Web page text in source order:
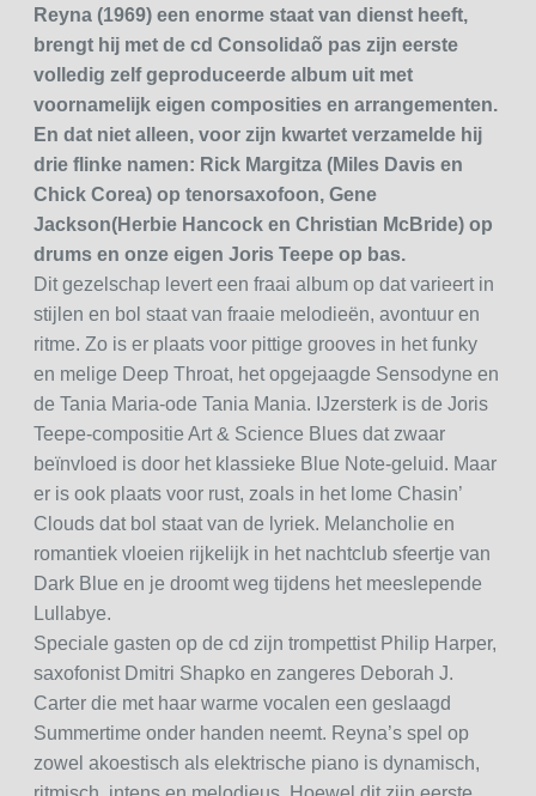
Reyna (1969) een enorme staat van dienst heeft,
brengt hij met de cd Consolidaõ pas zijn eerste
volledig zelf geproduceerde album uit met
voornamelijk eigen composities en arrangementen.
En dat niet alleen, voor zijn kwartet verzamelde hij
drie flinke namen: Rick Margitza (Miles Davis en
Chick Corea) op tenorsaxofoon, Gene
Jackson(Herbie Hancock en Christian McBride) op
drums en onze eigen Joris Teepe op bas.
Dit gezelschap levert een fraai album op dat varieert in
stijlen en bol staat van fraaie melodieën, avontuur en
ritme. Zo is er plaats voor pittige grooves in het funky
en melige Deep Throat, het opgejaagde Sensodyne en
de Tania Maria-ode Tania Mania. IJzersterk is de Joris
Teepe-compositie Art & Science Blues dat zwaar
beïnvloed is door het klassieke Blue Note-geluid. Maar
er is ook plaats voor rust, zoals in het lome Chasin’
Clouds dat bol staat van de lyriek. Melancholie en
romantiek vloeien rijkelijk in het nachtclub sfeertje van
Dark Blue en je droomt weg tijdens het meeslepende
Lullabye.
Speciale gasten op de cd zijn trompettist Philip Harper,
saxofonist Dmitri Shapko en zangeres Deborah J.
Carter die met haar warme vocalen een geslaagd
Summertime onder handen neemt. Reyna’s spel op
zowel akoestisch als elektrische piano is dynamisch,